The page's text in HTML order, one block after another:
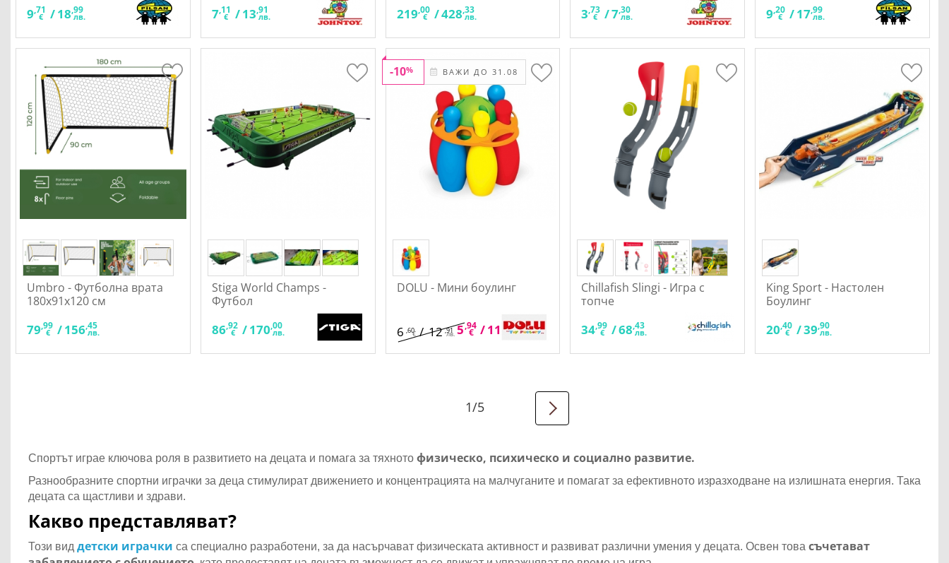
9,71
€ /18,99
лв. 7,11
€ /13,91
лв. 219,00
€ /428,33
лв. 3,73
€ /7,30
лв. 9,20
€ /17,99
лв.
Umbro - Футболна врата
180x91x120 см
79,99
€ /156,45
лв.
Stiga World Champs -
Футбол
86,92
€ /170,00
лв.
ВАЖИ ДО 31.08
-10%
DOLU - Мини боулинг
6 ,60€/12 ,91
лв. 5,94
€ /11 ,62
лв.
Chillafish Slingi - Игра с
топче
34,99
€ /68,43
лв.
King Sport - Настолен
Боулинг
20,40
€ /39,90
лв.
1/5
Спортът играе ключова роля в развитието на децата и помага за тяхното физическо, психическо и социално развитие.
Разнообразните спортни играчки за деца стимулират движението и концентрацията на малчуганите и помагат за ефективното изразходване на излишната енергия. Така
децата са щастливи и здрави.
Какво представляват?
Този вид детски играчки са специално разработени, за да насърчават физическата активност и развиват различни умения у децата. Освен това съчетават